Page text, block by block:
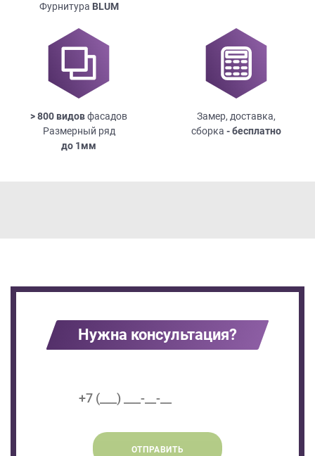
Фурнитура BLUM
> 800 видовфасадов
Размерный ряд
до 1мм
Замер, доставка,
сборка - бесплатно
Нужна консультация?
ОТПРАВИТЬ